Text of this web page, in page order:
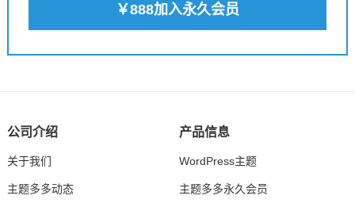
￥888加入永久会员
公司介绍
关于我们
主题多多动态
产品信息
WordPress主题
主题多多永久会员